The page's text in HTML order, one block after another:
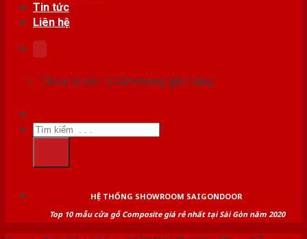
Tin tức
Liên hệ
Chưa có sản phẩm trong giỏ hàng.
Tìm
kiếm:
HỆ THỐNG SHOWROOM SAIGONDOOR
Top 10 mẫu cửa gỗ Composite giá rẻ nhất tại Sài Gòn năm 2020